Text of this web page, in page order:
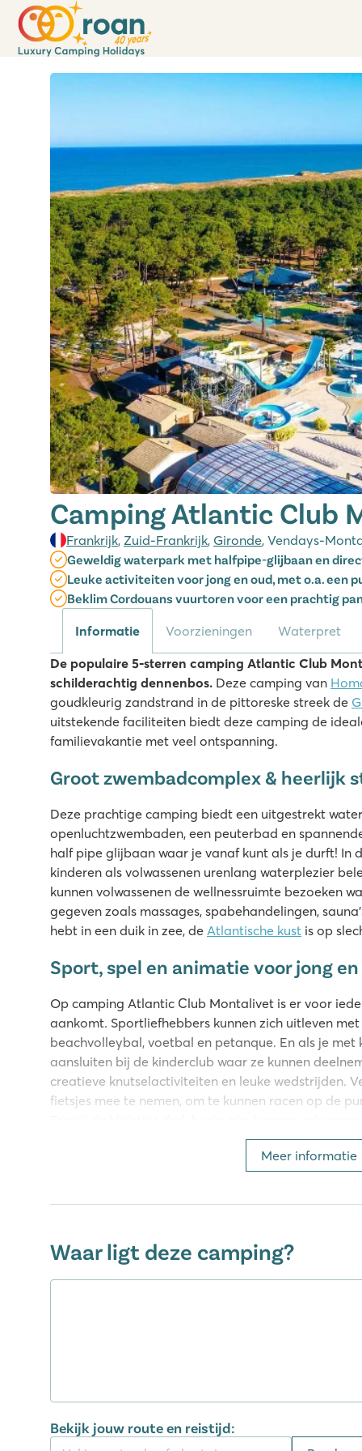
Camping Atlantic Club
Frankrijk, Zuid-Frankrijk, Gironde, Vendays-
Geweldig waterpark met halfpipe-glijbaan en
Leuke activiteiten voor jong en oud, met o.a. een
Beklim Cordouans vuurtoren voor een prachtig
Informatie Voorzieningen
Waterpret
De populaire 5-sterren camping Atlantic Club
schilderachtig dennenbos. Deze camping van
goudkleurig zandstrand in de pittoreske streek de
uitstekende faciliteiten biedt deze camping de
familievakantie met veel ontspanning.
Groot zwembadcomplex & heerlijk
Deze prachtige camping biedt een uitgestrekt
openluchtzwembaden, een peuterbad en
half pipe glijbaan waar je vanaf kunt als je durft! In
kinderen als volwassenen urenlang waterplezier
kunnen volwassenen de wellnessruimte bezoeken
gegeven zoals massages, spabehandelingen,
hebt in een duik in zee, de Atlantische kust is op
Sport, spel en animatie voor jong en
Op camping Atlantic Club Montalivet is er voor
aankomt. Sportliefhebbers kunnen zich uitleven
beachvolleybal, voetbal en petanque. En als je met
aansluiten bij de kinderclub waar ze kunnen
creatieve knutselactiviteiten en leuke wedstrijden.
fietsjes mee te nemen, om te kunnen racen op de
yoga of zumba-sessies om hun energie op te
willen relaxen, is er altijd de mogelijkheid om aan
Er vindt een motorrace evenement plaats op 26,27
smakelijke maaltijd kunt bereiden in je
en diner kun je terecht in het restaurant. Ook heb je
zoals die van de pizzeria en snackbar of haal een
Meer informatie
Waar ligt deze camping?
Bekijk jouw route en reistijd: